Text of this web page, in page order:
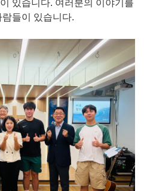
있습니다. 여러분의 이야기를
들이 있습니다.